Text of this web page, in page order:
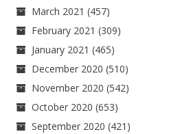
March 2021 (457)
February 2021 (309)
January 2021 (465)
December 2020 (510)
November 2020 (542)
October 2020 (653)
September 2020 (421)